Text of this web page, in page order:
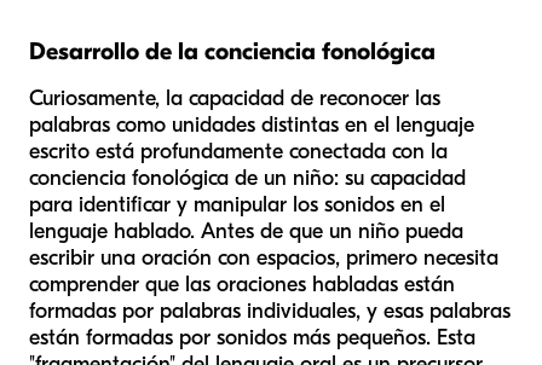
Desarrollo de la conciencia fonológica
Curiosamente, la capacidad de reconocer las
palabras como unidades distintas en el lenguaje
escrito está profundamente conectada con la
conciencia fonológica de un niño: su capacidad
para identificar y manipular los sonidos en el
lenguaje hablado. Antes de que un niño pueda
escribir una oración con espacios, primero necesita
comprender que las oraciones habladas están
formadas por palabras individuales, y esas palabras
están formadas por sonidos más pequeños. Esta